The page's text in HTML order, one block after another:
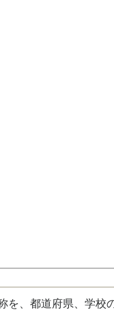
を、都道府県、学